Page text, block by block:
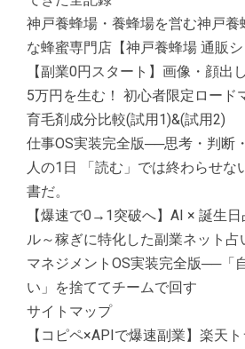
神戸養蜂場・養蜂場を営む神戸
な蜂蜜専門店【神戸養蜂場 通販シ
【副業0円スタート】画像・顔出
5万円を生む！ 初心者限定ロード
育毛剤成分比較(試用1)&(試用2)
仕事OS実装完全版──思考・判断
人の1日 「読む」では終わらせな
書だ。
【爆速で0→1突破へ】AI × 誕生
ル～稼ぎに特化した副業ネット占
マネジメントOS実装完全版──「
い」を捨ててチームで回す
サイトマップ
【コピペ×APIで爆速副業】楽天